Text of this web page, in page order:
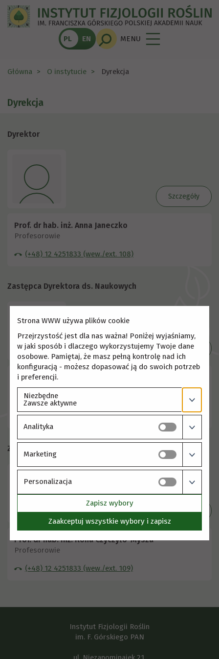
PL EN MENU
Główna O instytucie Dyrekcja
Dyrekcja
Dyrektor
Prof. dr hab. inż. Anna Janeczko
Profesorowie
Szczegóły
(+48) 12 4251833 (wew./ext. 108)
Zastępca Dyrektora ds. Naukowych
Prof. dr hab. Tomasz Hura
Profesorowie Instytutu
Szczegóły
(+48) 12 124251833 (wew./ext. 101) (+48) 12 4253301
(wew./ext. 65)
Zastępca Dyrektora ds. Rozwoju
Prof. dr hab. inż. Ilona Czyczyło-Mysza
Profesorowie
Szczegóły
(+48) 12 4251833 (wew./ext. 109)
Instytut Fizjologii Roślin
im. F. Górskiego PAN
Strona WWW używa plików cookie
Przejrzystość jest dla nas ważna! Poniżej wyjaśniamy,
w jaki sposób i dlaczego wykorzystujemy Twoje dane
osobowe. Pamiętaj, że masz pełną kontrolę nad ich
konfiguracją - możesz dopasować ją do swoich potrzeb
i preferencji.
Niezbędne
Zawsze aktywne
Analityka
Marketing
Personalizacja
Zapisz wybory
Zaakceptuj wszystkie wybory i zapisz